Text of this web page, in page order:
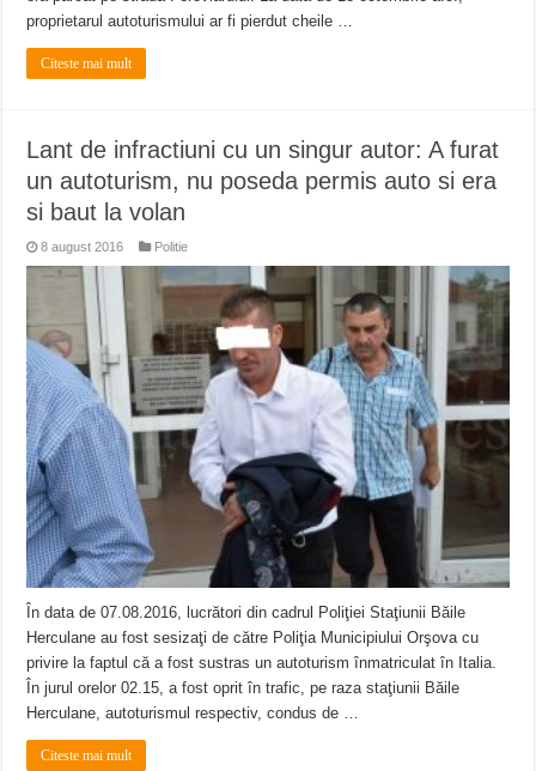
proprietarul autoturismului ar fi pierdut cheile …
Citeste mai mult
Lant de infractiuni cu un singur autor: A furat
un autoturism, nu poseda permis auto si era
si baut la volan
8 august 2016 Politie
În data de 07.08.2016, lucrători din cadrul Poliţiei Staţiunii Băile
Herculane au fost sesizaţi de către Poliţia Municipiului Orşova cu
privire la faptul că a fost sustras un autoturism înmatriculat în Italia.
În jurul orelor 02.15, a fost oprit în trafic, pe raza staţiunii Băile
Herculane, autoturismul respectiv, condus de …
Citeste mai mult